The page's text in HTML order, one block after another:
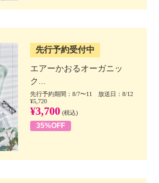
先行予約受付中
エアーかおるオーガニッ
ク...
先行予約期間：8/7〜11 放送日：8/12
¥5,720
¥3,700 (税込)
35%OFF